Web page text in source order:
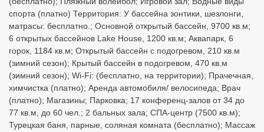
спорта (платно) Территория: У бассейна зонтики, шезлонги,
матрасы: бесплатно.; Основной открытый бассейн, 9700 кв.м;
6 открытых бассейнов Lake House, 1200 кв.м; Аквапарк, 6
горок, 1184 кв.м; Открытый бассейн с подогревом, 210 кв.м
(зимний сезон); Крытый бассейн в подогревом, 470 кв.м
(зимний сезон); Wi-Fi: (бесплатно, на территории); Прачечная,
химчистка (платно); Аренда автомобиля/ велосипеда; Врач
(платно); Магазины; Парковка; 17 конференц-залов от 34 до
77 кв.м, до 60 чел.; 2 бальных зала; СПА-центр (7500 кв.м);
Турецкая баня, парные, соляная комната (бесплатно); Массаж